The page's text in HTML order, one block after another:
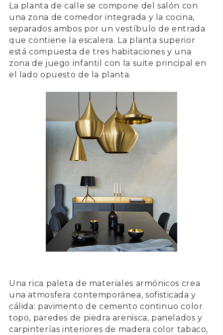
La planta de calle se compone del salón con
una zona de comedor integrada y la cocina,
separados ambos por un vestíbulo de entrada
que contiene la escalera. La planta superior
está compuesta de tres habitaciones y una
zona de juego infantil con la suite principal en
el lado opuesto de la planta.
Una rica paleta de materiales armónicos crea
una atmosfera contemporánea, sofisticada y
cálida: pavimento de cemento continuo color
topo, paredes de piedra arenisca, panelados y
carpinterías interiores de madera color tabaco,